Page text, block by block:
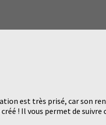
est très prisé, car son
! Il vous permet de